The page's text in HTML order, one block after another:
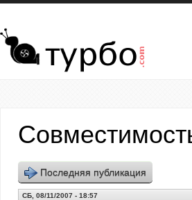
Перейти к основному содержанию
Последняя публикация
СБ, 08/11/2007 - 18:57